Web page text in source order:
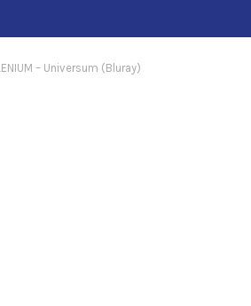
– Universum (Bluray)